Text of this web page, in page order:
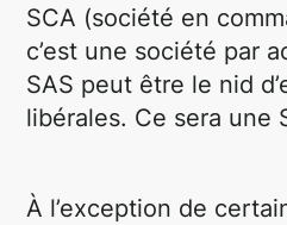
SCA (société en
c’est une société par
SAS peut être le nid
libérales. Ce sera une
À l’exception de